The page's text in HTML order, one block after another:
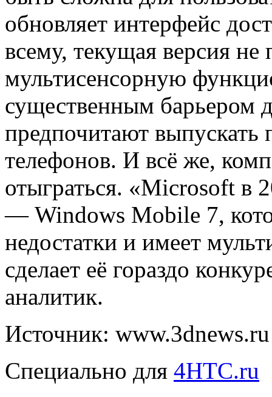
обновляет интерфейс
всему, текущая версия не
мультисенсорную
существенным барьером
предпочитают
телефонов. И всё же,
отыграться. «Microsoft в
— Windows Mobile 7,
недостатки и имеет
сделает её гораздо
аналитик.
Источник: www.3dnews.ru
Специально для 4HTC.ru